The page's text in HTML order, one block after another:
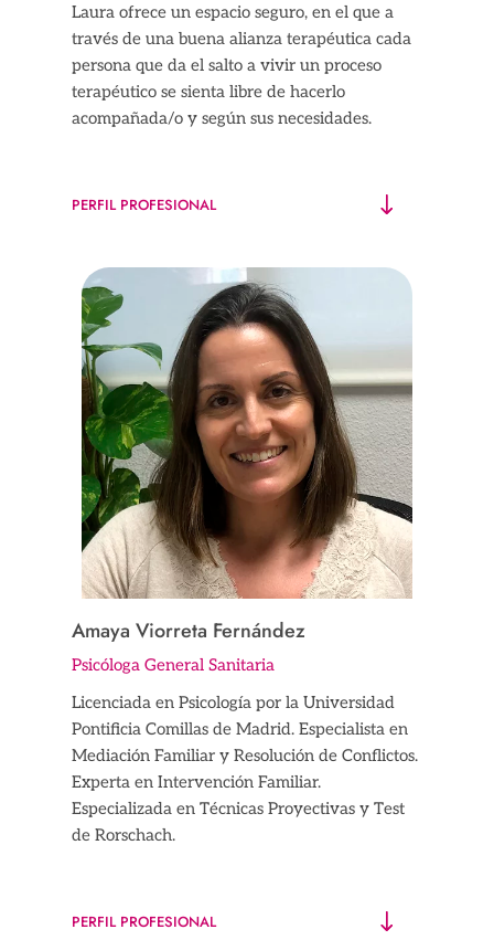
Laura ofrece un espacio seguro, en el que a
través de una buena alianza terapéutica cada
persona que da el salto a vivir un proceso
terapéutico se sienta libre de hacerlo
acompañada/o y según sus necesidades.
PERFIL PROFESIONAL
Amaya Viorreta Fernández
Psicóloga General Sanitaria
Licenciada en Psicología por la Universidad
Pontificia Comillas de Madrid. Especialista en
Mediación Familiar y Resolución de Conflictos.
Experta en Intervención Familiar.
Especializada en Técnicas Proyectivas y Test
de Rorschach.
PERFIL PROFESIONAL